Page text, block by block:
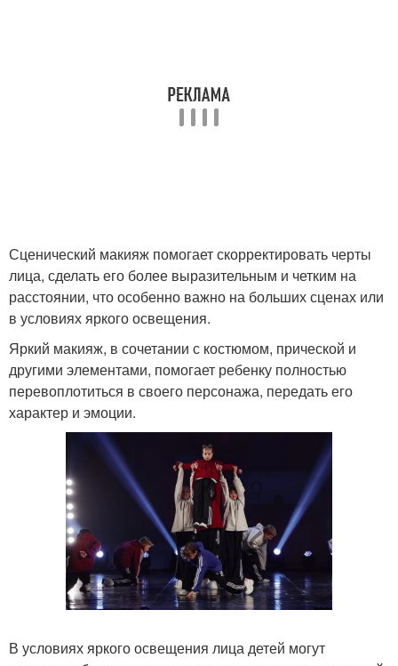
Сценический макияж помогает скорректировать черты
лица, сделать его более выразительным и четким на
расстоянии, что особенно важно на больших сценах или
в условиях яркого освещения.
Яркий макияж, в сочетании с костюмом, прической и
другими элементами, помогает ребенку полностью
перевоплотиться в своего персонажа, передать его
характер и эмоции.
В условиях яркого освещения лица детей могут